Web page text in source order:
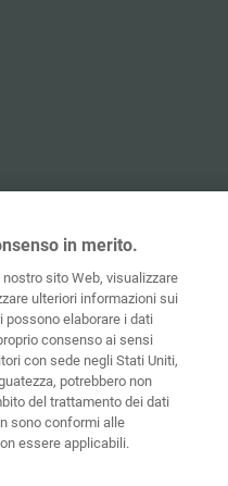
in merito.
sito Web, visualizzare
ulteriori informazioni sui
elaborare i dati
consenso ai sensi
con sede negli Stati Uniti,
potrebbero non
del trattamento dei dati
sono conformi alle
essere applicabili.